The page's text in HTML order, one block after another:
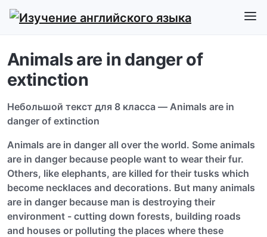
Animals are in danger of
extinction
Небольшой текст для 8 класса — Animals are in
danger of extinction
Animals are in danger all over the world. Some animals
are in danger because people want to wear their fur.
Others, like elephants, are killed for their tusks which
become necklaces and decorations. But many animals
are in danger because man is destroying their
environment - cutting down forests, building roads
and houses or polluting the places where these